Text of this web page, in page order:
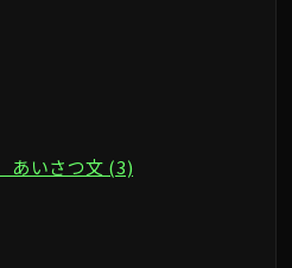
あいさつ文 (3)